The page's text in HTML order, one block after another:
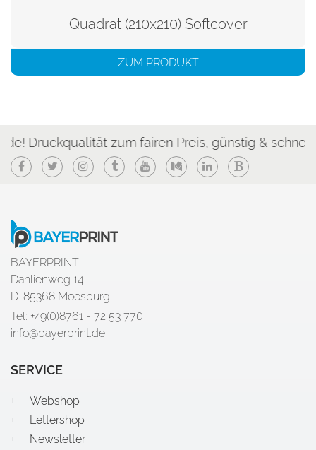
Quadrat (210x210) Softcover
ZUM PRODUKT
zum fairen Preis, günstig & schnell!
FacebookTwitterInstagram
Tumblr YouTubeMediumLinkedInBlogger
BAYERPRINT
Dahlienweg 14
D-85368 Moosburg
Tel: +49(0)8761 - 72 53 770
info@bayerprint.de
SERVICE
Webshop
Lettershop
Newsletter